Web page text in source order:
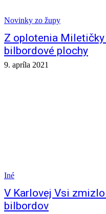
Novinky zo župy
Z oplotenia
bilbordové plochy
9. apríla 2021
Iné
V Karlovej Vsi
bilbordov